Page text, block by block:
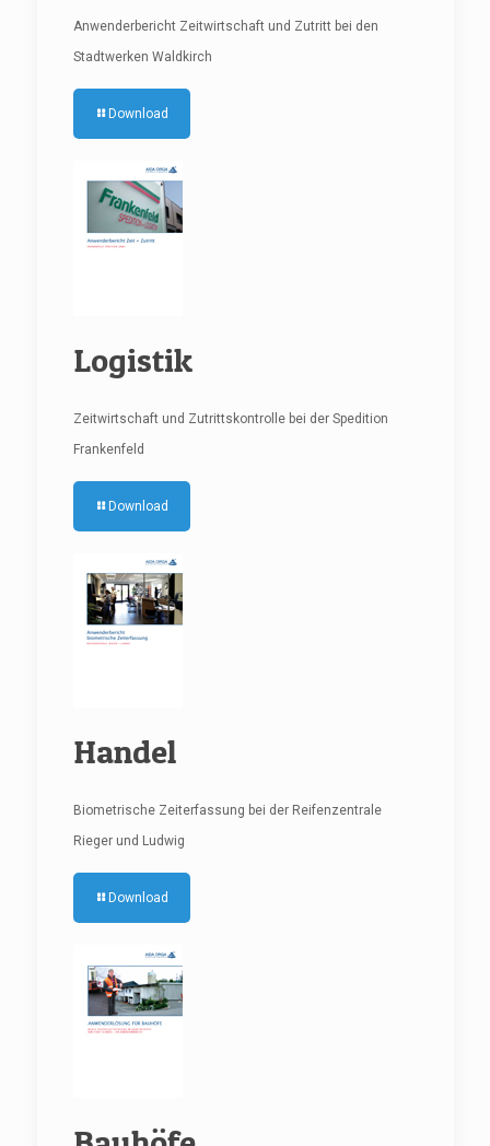
Anwenderbericht Zeitwirtschaft und Zutritt bei den
Stadtwerken Waldkirch
Download
Logistik
Zeitwirtschaft und Zutrittskontrolle bei der Spedition
Frankenfeld
Download
Handel
Biometrische Zeiterfassung bei der Reifenzentrale
Rieger und Ludwig
Download